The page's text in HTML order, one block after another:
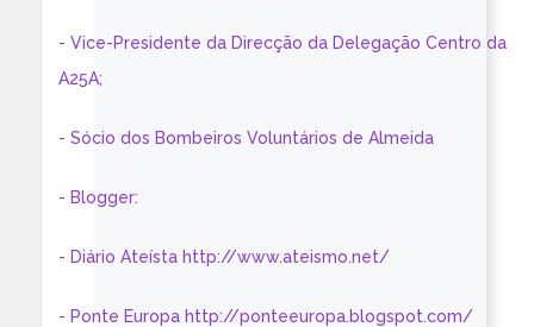
- Vice-Presidente da Direcção da Delegação Centro da
A25A;
- Sócio dos Bombeiros Voluntários de Almeida
- Blogger:
- Diário Ateísta http://www.ateismo.net/
- Ponte Europa http://ponteeuropa.blogspot.com/